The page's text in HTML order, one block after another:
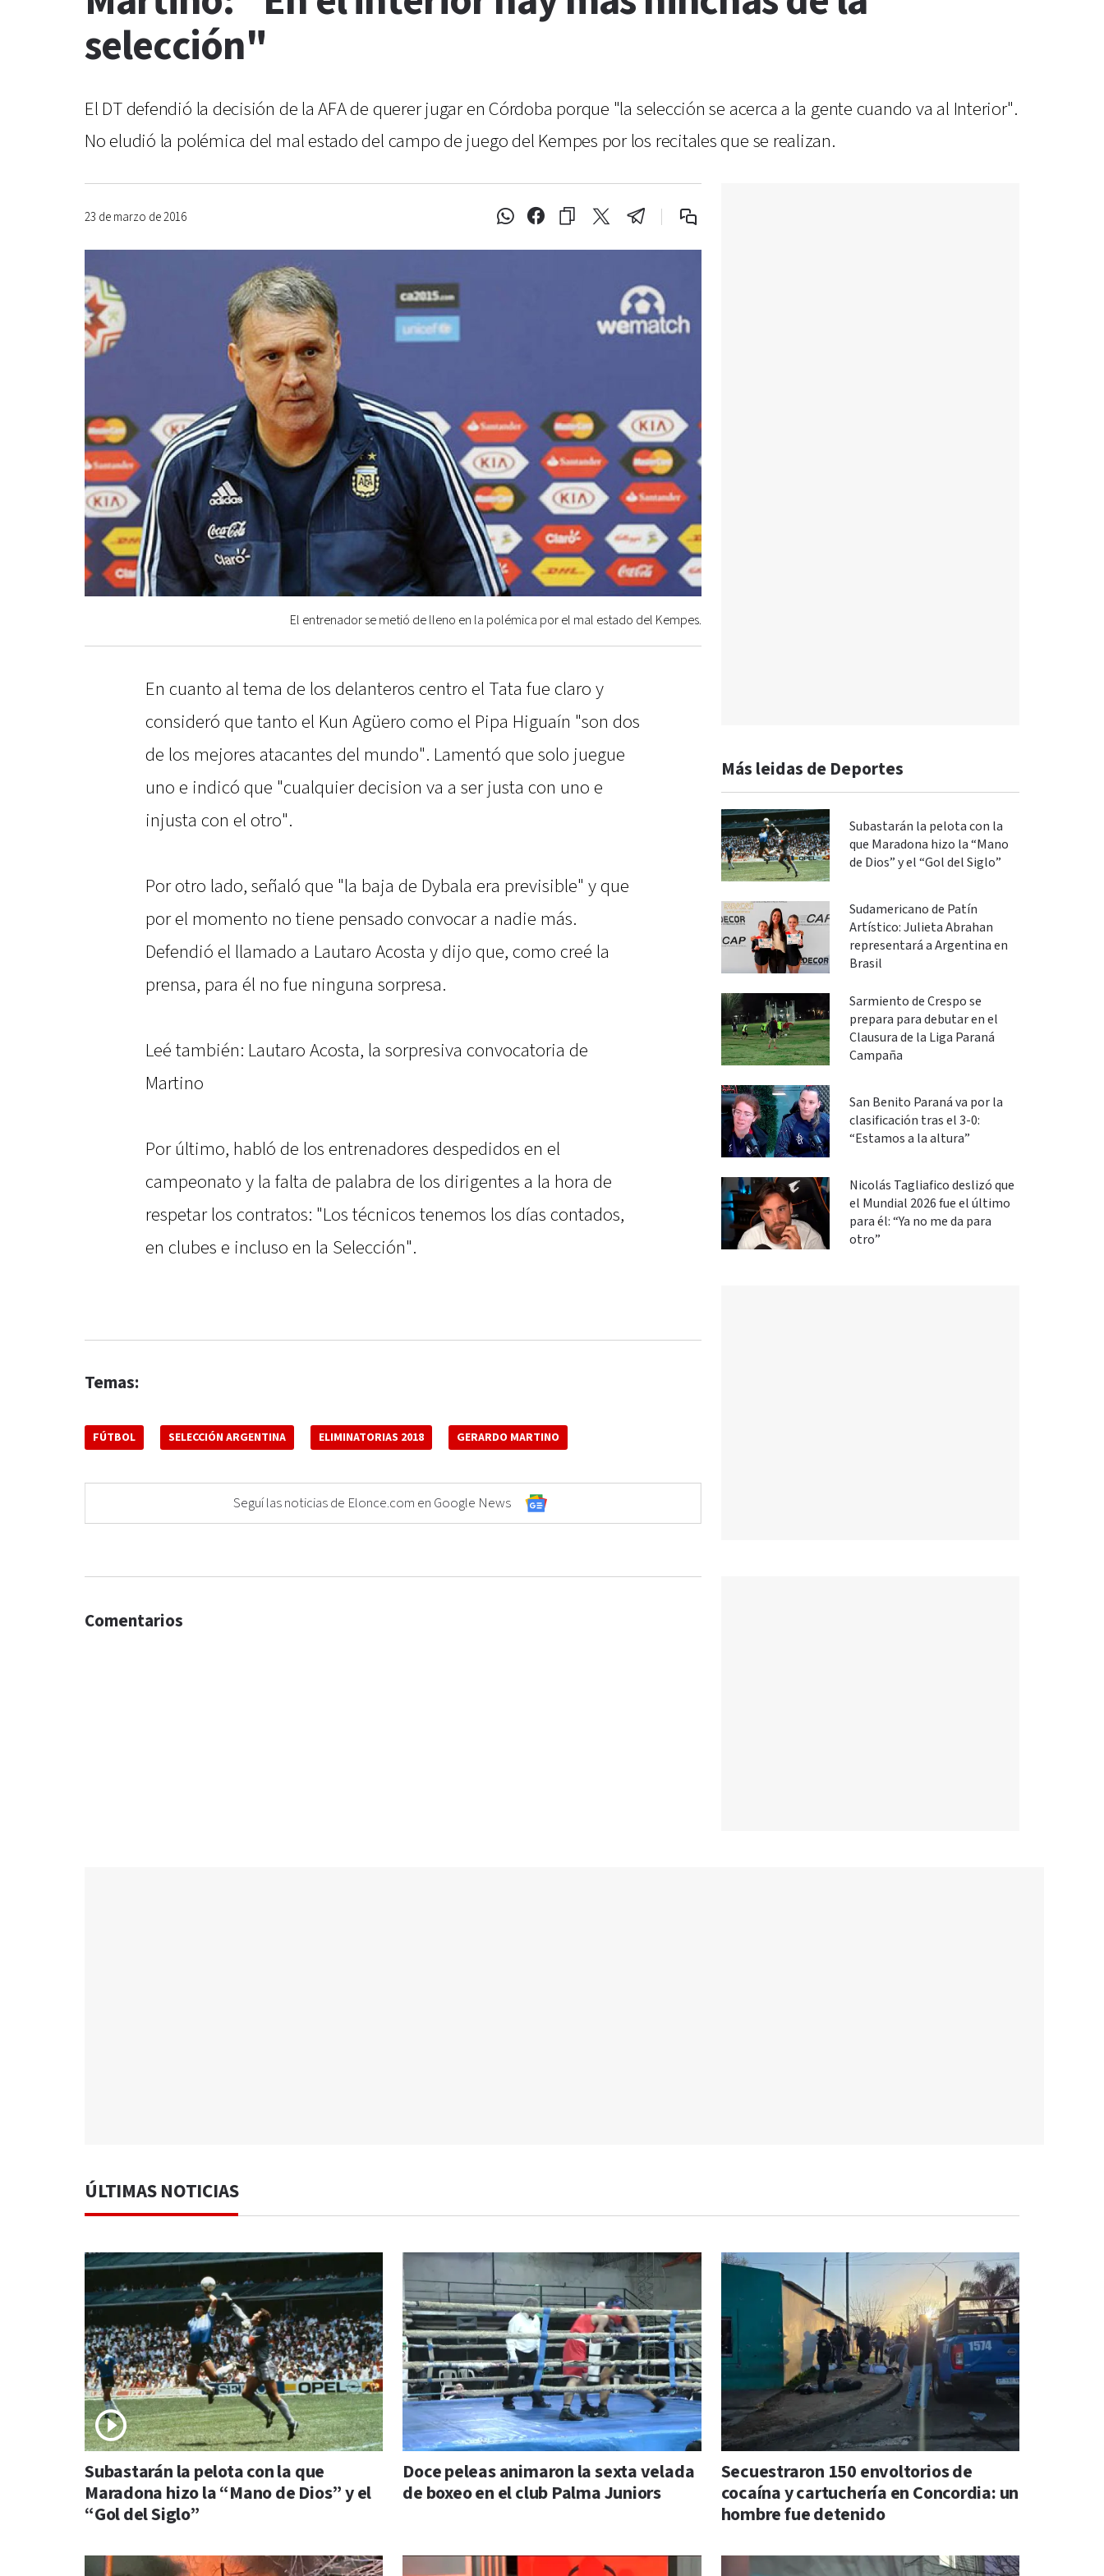
selección"
El DT defendió la decisión de la AFA de querer jugar en Córdoba porque "la selección se acerca a la gente cuando va al Interior".
No eludió la polémica del mal estado del campo de juego del Kempes por los recitales que se realizan.
23 de marzo de 2016
El entrenador se metió de lleno en la polémica por el mal estado del Kempes.
En cuanto al tema de los delanteros centro el Tata fue claro y
consideró que tanto el Kun Agüero como el Pipa Higuaín "son dos
de los mejores atacantes del mundo". Lamentó que solo juegue
uno e indicó que "cualquier decision va a ser justa con uno e
injusta con el otro".
Por otro lado, señaló que "la baja de Dybala era previsible" y que
por el momento no tiene pensado convocar a nadie más.
Defendió el llamado a Lautaro Acosta y dijo que, como creé la
prensa, para él no fue ninguna sorpresa.
Leé también: Lautaro Acosta, la sorpresiva convocatoria de
Martino
Por último, habló de los entrenadores despedidos en el
campeonato y la falta de palabra de los dirigentes a la hora de
respetar los contratos: "Los técnicos tenemos los días contados,
en clubes e incluso en la Selección".
Temas:
FÚTBOL SELECCIÓN ARGENTINA ELIMINATORIAS 2018 GERARDO MARTINO
Seguí las noticias de Elonce.com en Google News
Más leidas de Deportes
Subastarán la pelota con la
que Maradona hizo la “Mano
de Dios” y el “Gol del Siglo”
Sudamericano de Patín
Artístico: Julieta Abrahan
representará a Argentina en
Brasil
Sarmiento de Crespo se
prepara para debutar en el
Clausura de la Liga Paraná
Campaña
San Benito Paraná va por la
clasificación tras el 3-0:
“Estamos a la altura”
Nicolás Tagliafico deslizó que
el Mundial 2026 fue el último
para él: “Ya no me da para
otro”
Comentarios
ÚLTIMAS NOTICIAS
Subastarán la pelota con la que
Maradona hizo la “Mano de Dios” y el
“Gol del Siglo”
Doce peleas animaron la sexta velada
de boxeo en el club Palma Juniors
Secuestraron 150 envoltorios de
cocaína y cartuchería en Concordia: un
hombre fue detenido